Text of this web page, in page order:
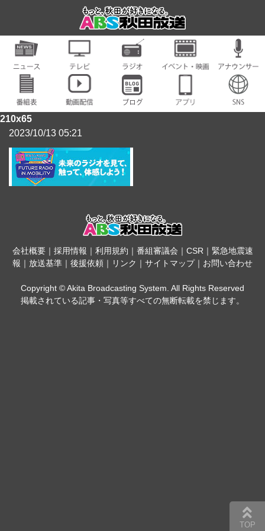
210x65
2023/10/13 05:21
会社概要｜ 採用情報 ｜ 利用規約 ｜ 番組審議会 ｜ CSR｜ 緊急地震速
報 ｜ 放送基準 ｜ 後援依頼 ｜ リンク ｜ サイトマップ｜ お問い合わせ
Copyright © Akita Broadcasting System. All Rights Reserved
掲載されている記事・写真等すべての無断転載を禁じます。